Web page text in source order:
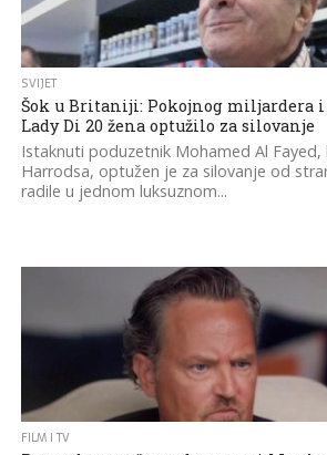
SVIJET
Šok u Britaniji: Pokojnog miljardera
Lady Di 20 žena optužilo za silovanje
Istaknuti poduzetnik Mohamed Al Fayed,
Harrodsa, optužen je za silovanje od
radile u jednom luksuznom...
FILM I TV